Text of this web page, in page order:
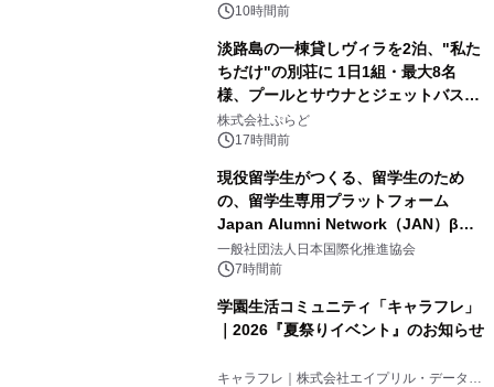
得な素泊まり連泊プランで
10時間前
淡路島の一棟貸しヴィラを2泊、"私た
ちだけ"の別荘に 1日1組・最大8名
様、プールとサウナとジェットバス付
きで Villa Mon Temps AWAJIの連泊
素泊りプラン
株式会社ぷらど
17時間前
現役留学生がつくる、留学生のため
の、留学生専用プラットフォーム
Japan Alumni Network（JAN）β版
をリリース
一般社団法人日本国際化推進協会
7時間前
学園生活コミュニティ「キャラフレ」
｜2026『夏祭りイベント』のお知らせ
キャラフレ｜株式会社エイプリル・データ・